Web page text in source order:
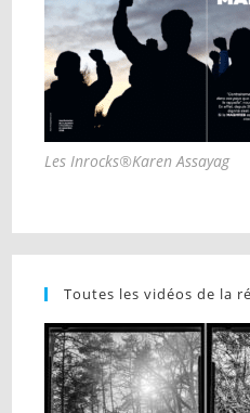
Les Inrocks®Karen Assayag
Toutes les vidéos de la